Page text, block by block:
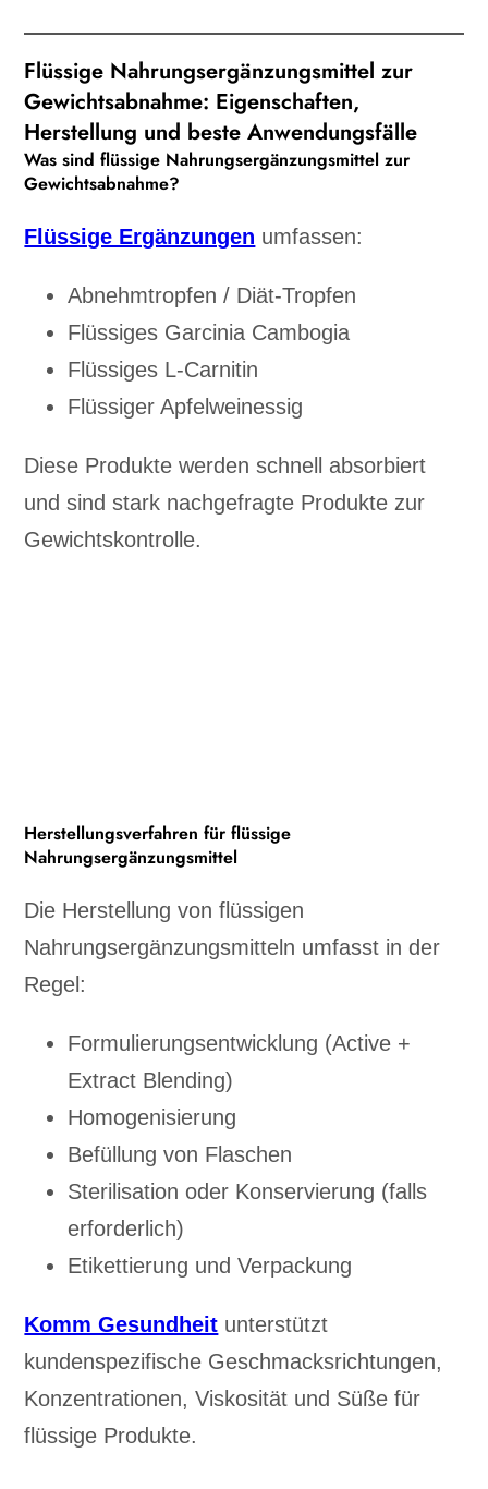
Flüssige Nahrungsergänzungsmittel zur
Gewichtsabnahme: Eigenschaften,
Herstellung und beste Anwendungsfälle
Was sind flüssige Nahrungsergänzungsmittel zur
Gewichtsabnahme?
Flüssige Ergänzungen umfassen:
Abnehmtropfen / Diät-Tropfen
Flüssiges Garcinia Cambogia
Flüssiges L-Carnitin
Flüssiger Apfelweinessig
Diese Produkte werden schnell absorbiert
und sind stark nachgefragte Produkte zur
Gewichtskontrolle.
Herstellungsverfahren für flüssige
Nahrungsergänzungsmittel
Die Herstellung von flüssigen
Nahrungsergänzungsmitteln umfasst in der
Regel:
Formulierungsentwicklung (Active +
Extract Blending)
Homogenisierung
Befüllung von Flaschen
Sterilisation oder Konservierung (falls
erforderlich)
Etikettierung und Verpackung
Komm Gesundheit unterstützt
kundenspezifische Geschmacksrichtungen,
Konzentrationen, Viskosität und Süße für
flüssige Produkte.